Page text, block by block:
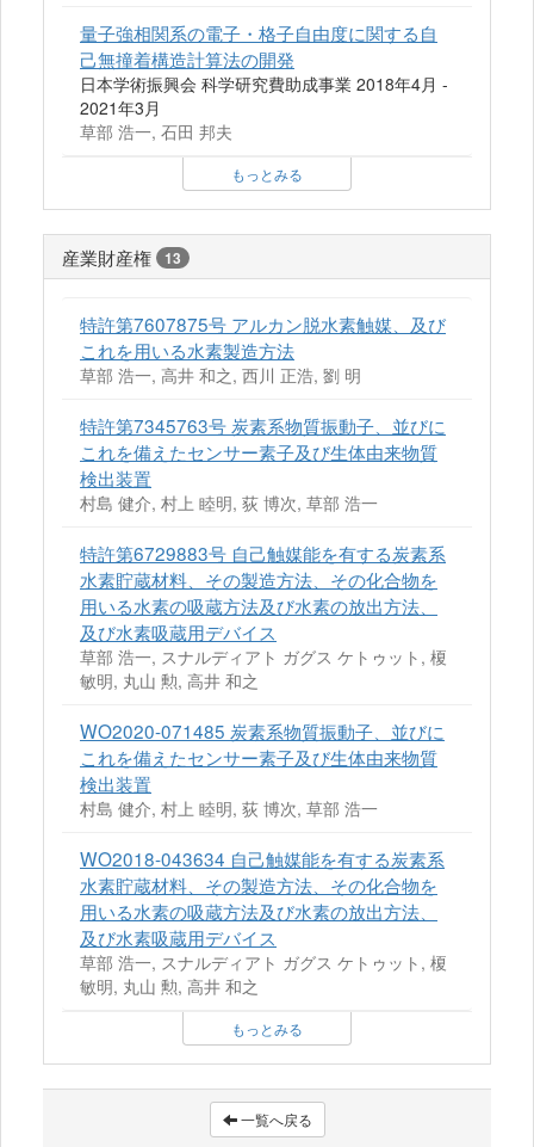
量子強相関系の電子・格子自由度に関する自
己無撞着構造計算法の開発
日本学術振興会 科学研究費助成事業 2018年4月 -
2021年3月
草部 浩一, 石田 邦夫
もっとみる
産業財産権 13
特許第7607875号 アルカン脱水素触媒、及び
これを用いる水素製造方法
草部 浩一, 高井 和之, 西川 正浩, 劉 明
特許第7345763号 炭素系物質振動子、並びに
これを備えたセンサー素子及び生体由来物質
検出装置
村島 健介, 村上 睦明, 荻 博次, 草部 浩一
特許第6729883号 自己触媒能を有する炭素系
水素貯蔵材料、その製造方法、その化合物を
用いる水素の吸蔵方法及び水素の放出方法、
及び水素吸蔵用デバイス
草部 浩一, スナルディアト ガグス ケトゥット, 榎
敏明, 丸山 勲, 高井 和之
WO2020-071485 炭素系物質振動子、並びに
これを備えたセンサー素子及び生体由来物質
検出装置
村島 健介, 村上 睦明, 荻 博次, 草部 浩一
WO2018-043634 自己触媒能を有する炭素系
水素貯蔵材料、その製造方法、その化合物を
用いる水素の吸蔵方法及び水素の放出方法、
及び水素吸蔵用デバイス
草部 浩一, スナルディアト ガグス ケトゥット, 榎
敏明, 丸山 勲, 高井 和之
もっとみる
一覧へ戻る